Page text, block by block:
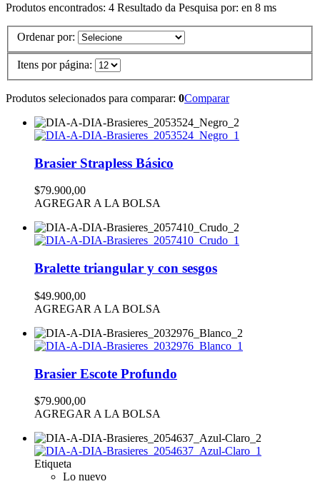
Produtos encontrados: 4 Resultado da Pesquisa por: en 8 ms
Ordenar por:
Itens por página:
Produtos selecionados para comparar: 0Comparar
Brasier Strapless Básico
$79.900,00
AGREGAR A LA BOLSA
Bralette triangular y con sesgos
$49.900,00
AGREGAR A LA BOLSA
Brasier Escote Profundo
$79.900,00
AGREGAR A LA BOLSA
Etiqueta
Lo nuevo